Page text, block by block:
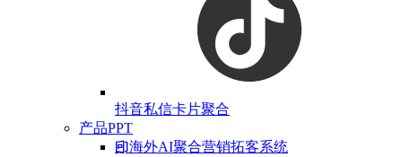
抖音私信卡片聚合
产品PPT
海外AI聚合营销拓客系统